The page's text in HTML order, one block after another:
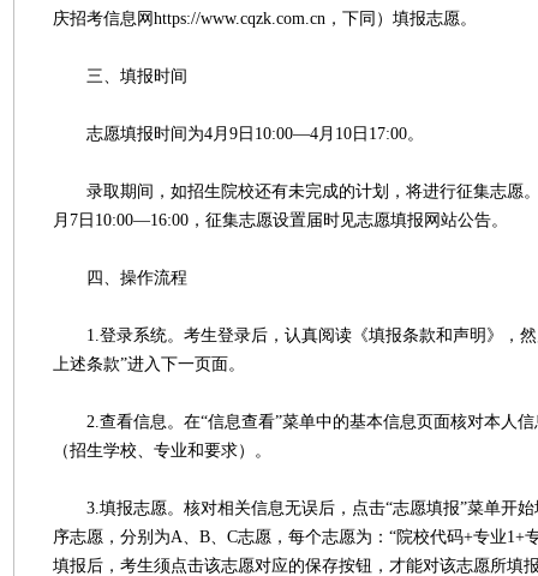
庆招考信息网https://www.cqzk.com.cn，下同）填报志愿。
三、填报时间
志愿填报时间为4月9日10:00—4月10日17:00。
录取期间，如招生院校还有未完成的计划，将进行征集志愿
月7日10:00—16:00，征集志愿设置届时见志愿填报网站公告。
四、操作流程
1.登录系统。考生登录后，认真阅读《填报条款和声明》，然
上述条款”进入下一页面。
2.查看信息。在“信息查看”菜单中的基本信息页面核对本人信
（招生学校、专业和要求）。
3.填报志愿。核对相关信息无误后，点击“志愿填报”菜单开始
序志愿，分别为A、B、C志愿，每个志愿为：“院校代码+专业1+
填报后，考生须点击该志愿对应的保存按钮，才能对该志愿所填